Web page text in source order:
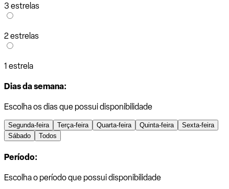
3 estrelas
2 estrelas
1 estrela
Dias da semana:
Escolha os dias que possui disponibilidade
Segunda-feira Terça-feira Quarta-feira Quinta-feira
Sexta-feira
Sábado
Todos
Período:
Escolha o período que possui disponibilidade